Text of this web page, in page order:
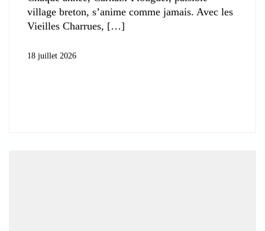
village breton, s’anime comme jamais. Avec les
Vieilles Charrues,
18 juillet 2026